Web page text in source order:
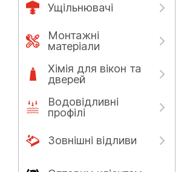
Ущільнювачі
Монтажні
матеріали
Хімія для вікон та
дверей
Водовідливні
профілі
Зовнішні відливи